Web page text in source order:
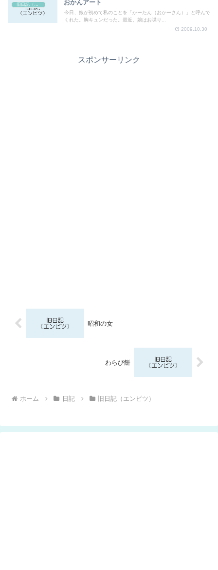
おかんアート
今日、娘が初めて私のことを「かーたん（おかーさん）」と呼んで
くれた。胸キュンだった。最近、娘はお喋り...
2009.10.30
スポンサーリンク
昭和の女
わらび餅
ホーム 日記 旧日記（エンピツ）